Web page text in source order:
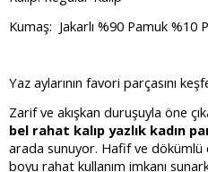
Kumaş: Jakarlı %90 Pamuk %10
Yaz aylarının favori parçasını
Zarif ve akışkan duruşuyla öne
bel rahat kalıp yazlık kadın
arada sunuyor. Hafif ve dökümlü
boyu rahat kullanım imkanı